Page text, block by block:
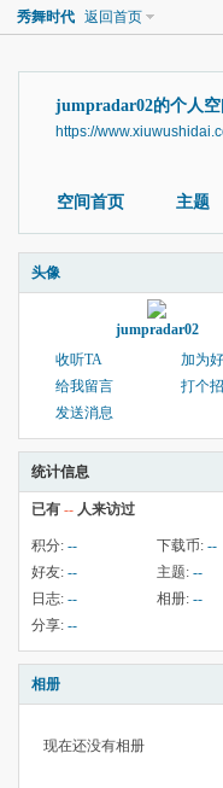
秀舞时代 返回首页
jumpradar02的个人空
https://
空间首页 主题
头像
jumpradar02
收听TA
加为
给我留言
打个
发送消息
统计信息
已有 -- 人来访过
积分: -- 下载币: --
好友: -- 主题: --
日志: -- 相册: --
分享: --
相册
现在还没有相册